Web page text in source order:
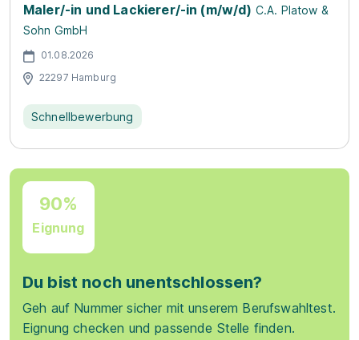
Maler/-in und Lackierer/-in (m/w/d) C.A. Platow &
Sohn GmbH
01.08.2026
22297 Hamburg
Schnellbewerbung
90%
Eignung
Du bist noch unentschlossen?
Geh auf Nummer sicher mit unserem Berufswahltest.
Eignung checken und passende Stelle finden.